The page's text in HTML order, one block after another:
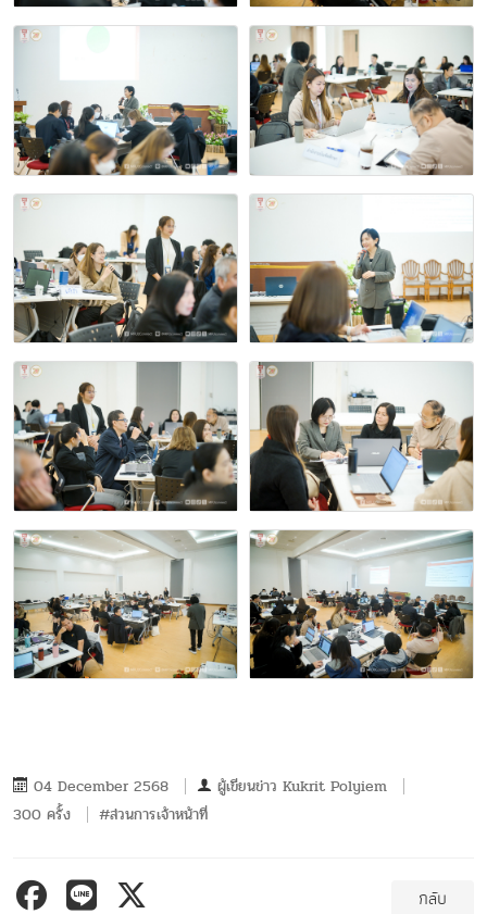
04 December 2568 ผู้เขียนข่าว Kukrit Polyiem
300 ครั้ง
#ส่วนการเจ้าหน้าที่
กลับ